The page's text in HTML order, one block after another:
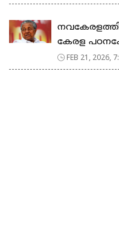
കേരള
FEB 21, 2026,